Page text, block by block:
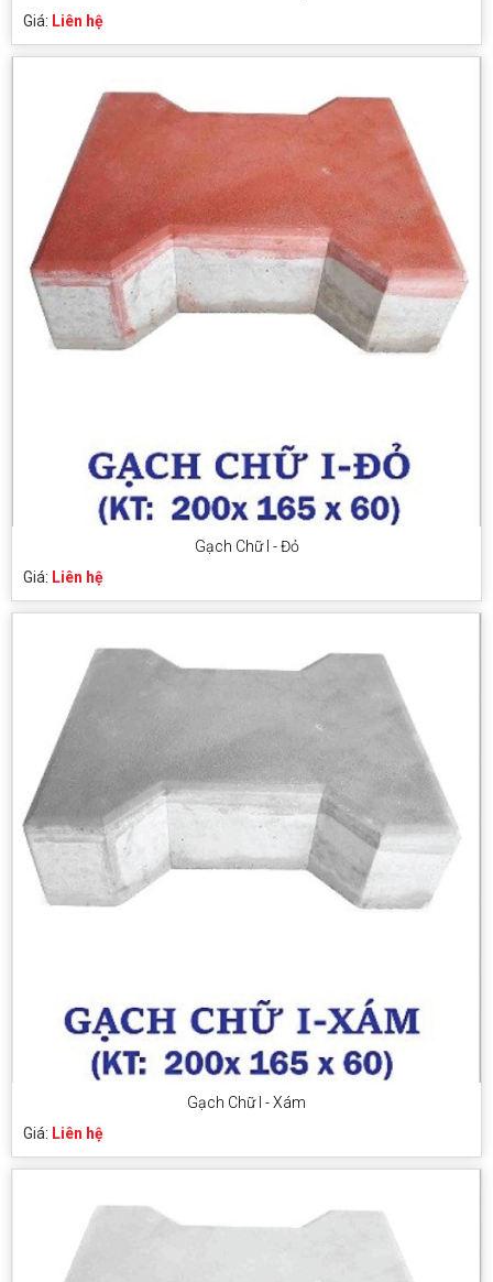
Giá: Liên hệ
Gạch Chữ I - Đỏ
Giá: Liên hệ
Gạch Chữ I - Xám
Giá: Liên hệ